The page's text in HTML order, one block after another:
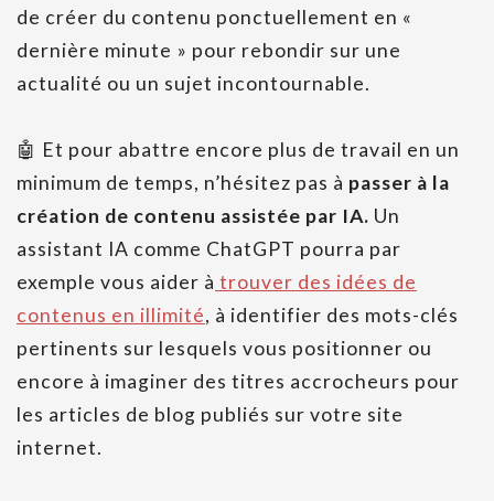
de créer du contenu ponctuellement en «
dernière minute » pour rebondir sur une
actualité ou un sujet incontournable.
🤖 Et pour abattre encore plus de travail en un
minimum de temps, n’hésitez pas à passer à la
création de contenu assistée par IA. Un
assistant IA comme ChatGPT pourra par
exemple vous aider à trouver des idées de
contenus en illimité, à identifier des mots-clés
pertinents sur lesquels vous positionner ou
encore à imaginer des titres accrocheurs pour
les articles de blog publiés sur votre site
internet.